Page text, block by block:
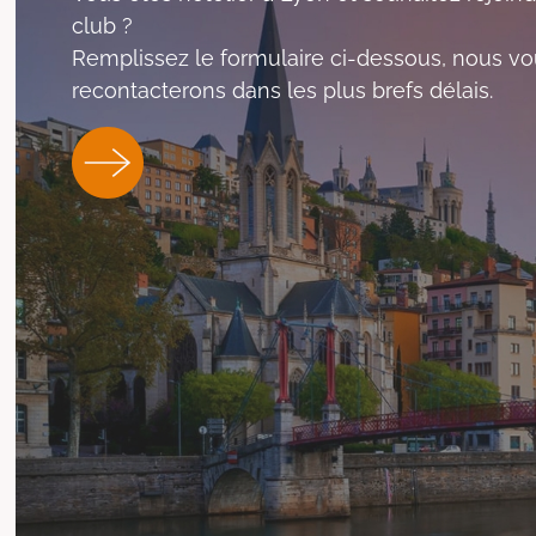
club ?
Remplissez le formulaire ci-dessous, nous
recontacterons dans les plus brefs délais.